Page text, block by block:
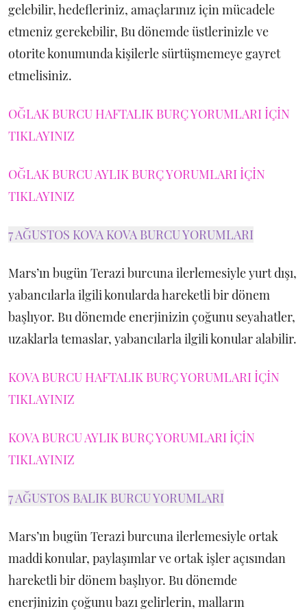
gelebilir, hedefleriniz, amaçlarınız için mücadele
etmeniz gerekebilir, Bu dönemde üstlerinizle ve
otorite konumunda kişilerle sürtüşmemeye gayret
etmelisiniz.
OĞLAK BURCU HAFTALIK BURÇ YORUMLARI İÇİN
TIKLAYINIZ
OĞLAK BURCU AYLIK BURÇ YORUMLARI İÇİN
TIKLAYINIZ
7 AĞUSTOS KOVA KOVA BURCU YORUMLARI
Mars’ın bugün Terazi burcuna ilerlemesiyle yurt dışı,
yabancılarla ilgili konularda hareketli bir dönem
başlıyor. Bu dönemde enerjinizin çoğunu seyahatler,
uzaklarla temaslar, yabancılarla ilgili konular alabilir.
KOVA BURCU HAFTALIK BURÇ YORUMLARI İÇİN
TIKLAYINIZ
KOVA BURCU AYLIK BURÇ YORUMLARI İÇİN
TIKLAYINIZ
7 AĞUSTOS BALIK BURCU YORUMLARI
Mars’ın bugün Terazi burcuna ilerlemesiyle ortak
maddi konular, paylaşımlar ve ortak işler açısından
hareketli bir dönem başlıyor. Bu dönemde
enerjinizin çoğunu bazı gelirlerin, malların